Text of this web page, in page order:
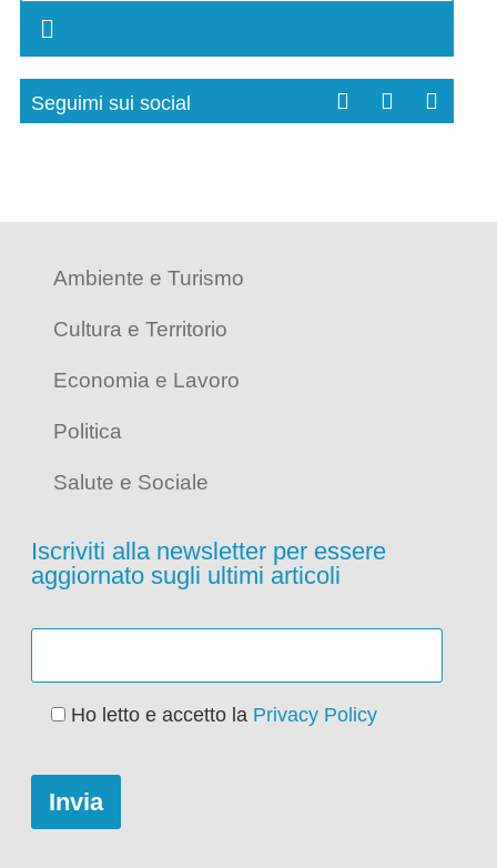
Seguimi sui social
Ambiente e Turismo
Cultura e Territorio
Economia e Lavoro
Politica
Salute e Sociale
Iscriviti alla newsletter per essere
aggiornato sugli ultimi articoli
Ho letto e accetto la Privacy Policy